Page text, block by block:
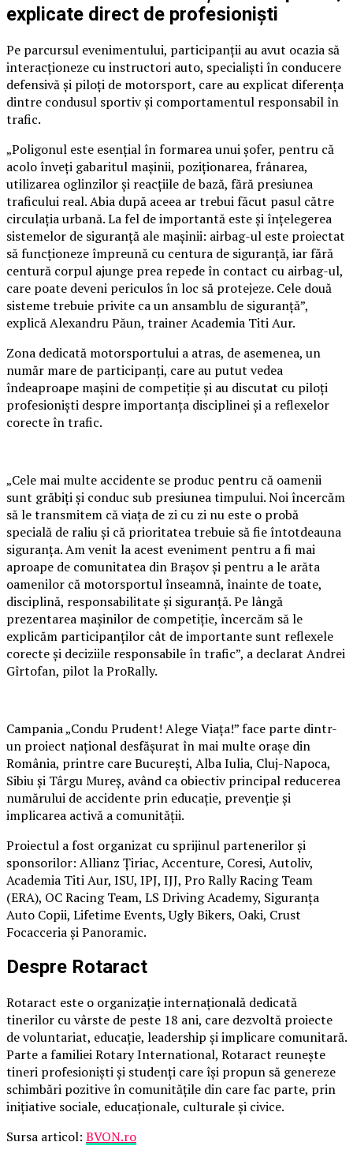
explicate direct de profesioniști
Pe parcursul evenimentului, participanții au avut ocazia să
interacționeze cu instructori auto, specialiști în conducere
defensivă și piloți de motorsport, care au explicat diferența
dintre condusul sportiv și comportamentul responsabil în
trafic.
„Poligonul este esențial în formarea unui șofer, pentru că
acolo înveți gabaritul mașinii, poziționarea, frânarea,
utilizarea oglinzilor și reacțiile de bază, fără presiunea
traficului real. Abia după aceea ar trebui făcut pasul către
circulația urbană. La fel de importantă este și înțelegerea
sistemelor de siguranță ale mașinii: airbag-ul este proiectat
să funcționeze împreună cu centura de siguranță, iar fără
centură corpul ajunge prea repede în contact cu airbag-ul,
care poate deveni periculos în loc să protejeze. Cele două
sisteme trebuie privite ca un ansamblu de siguranță”,
explică Alexandru Păun, trainer Academia Titi Aur.
Zona dedicată motorsportului a atras, de asemenea, un
număr mare de participanți, care au putut vedea
îndeaproape mașini de competiție și au discutat cu piloți
profesioniști despre importanța disciplinei și a reflexelor
corecte în trafic.
„Cele mai multe accidente se produc pentru că oamenii
sunt grăbiți și conduc sub presiunea timpului. Noi încercăm
să le transmitem că viața de zi cu zi nu este o probă
specială de raliu și că prioritatea trebuie să fie întotdeauna
siguranța. Am venit la acest eveniment pentru a fi mai
aproape de comunitatea din Brașov și pentru a le arăta
oamenilor că motorsportul înseamnă, înainte de toate,
disciplină, responsabilitate și siguranță. Pe lângă
prezentarea mașinilor de competiție, încercăm să le
explicăm participanților cât de importante sunt reflexele
corecte și deciziile responsabile în trafic”, a declarat Andrei
Gîrtofan, pilot la ProRally.
Campania „Condu Prudent! Alege Viața!” face parte dintr-
un proiect național desfășurat în mai multe orașe din
România, printre care București, Alba Iulia, Cluj-Napoca,
Sibiu și Târgu Mureș, având ca obiectiv principal reducerea
numărului de accidente prin educație, prevenție și
implicarea activă a comunității.
Proiectul a fost organizat cu sprijinul partenerilor și
sponsorilor: Allianz Țiriac, Accenture, Coresi, Autoliv,
Academia Titi Aur, ISU, IPJ, IJJ, Pro Rally Racing Team
(ERA), OC Racing Team, LS Driving Academy, Siguranța
Auto Copii, Lifetime Events, Ugly Bikers, Oaki, Crust
Focacceria și Panoramic.
Despre Rotaract
Rotaract este o organizație internațională dedicată
tinerilor cu vârste de peste 18 ani, care dezvoltă proiecte
de voluntariat, educație, leadership și implicare comunitară.
Parte a familiei Rotary International, Rotaract reunește
tineri profesioniști și studenți care își propun să genereze
schimbări pozitive în comunitățile din care fac parte, prin
inițiative sociale, educaționale, culturale și civice.
Sursa articol: BVON.ro